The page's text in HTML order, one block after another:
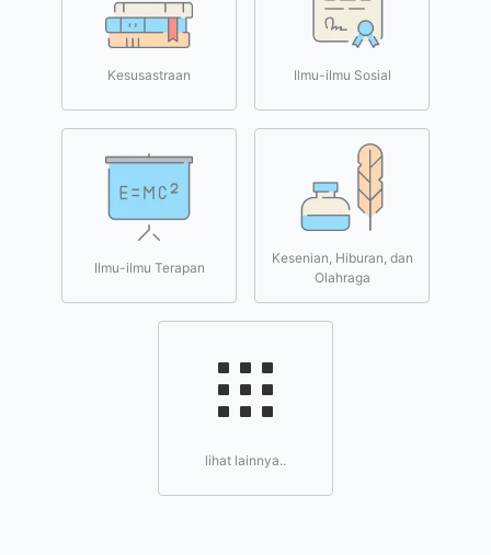
Kesusastraan Ilmu-ilmu Sosial
Ilmu-ilmu Terapan
Kesenian, Hiburan, dan
Olahraga
lihat lainnya..